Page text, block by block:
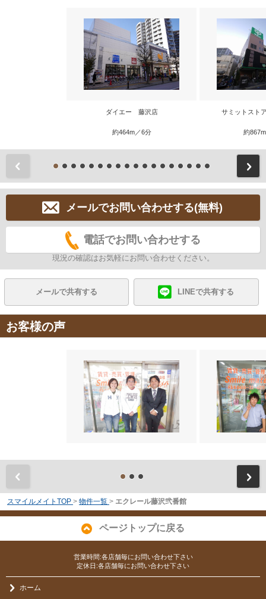
ダイエー 藤沢店
約464m／6分
サミットスト
約
メールでお問い合わせする(無料)
電話でお問い合わせする
現況の確認はお気軽にお問い合わせください。
メールで共有する LINEで共有する
お客様の声
スマイルメイトTOP > 物件一覧 > エクレール藤沢弐番館
ページトップに戻る
営業時間:各店舗毎にお問い合わせ下さい
定休日:各店舗毎にお問い合わせ下さい
ホーム